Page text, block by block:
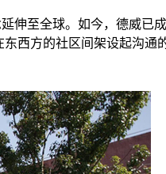
伸至全球。如今，德威已
西方的社区间架设起沟通